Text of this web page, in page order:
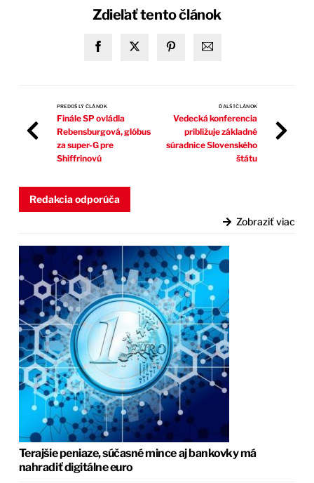
Zdieľať tento článok
PREDOŠLÝ ČLÁNOK
Finále SP ovládla
Rebensburgová, glóbus
za super-G pre
Shiffrinovú
ĎALŠÍ ČLÁNOK
Vedecká konferencia
približuje základné
súradnice Slovenského
štátu
Redakcia odporúča
Zobraziť viac
Terajšie peniaze, súčasné mince aj bankovky má
nahradiť digitálne euro